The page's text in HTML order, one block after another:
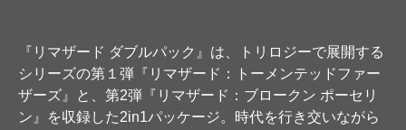
『リマザード ダブルパック』は、トリロジーで展開する
シリーズの第１弾『リマザード：トーメンテッドファー
ザーズ』と、第2弾『リマザード：ブロークン ポーセリ
ン』を収録した2in1パッケージ。時代を行き交いながら